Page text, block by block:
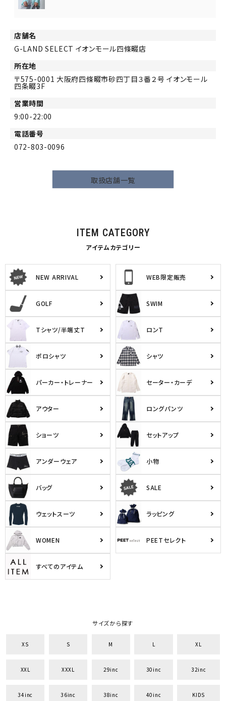
並び順
店舗名
G-LAND SELECT イオンモール四條畷店
所在地
575-0001 大阪府四條畷市砂四丁目３番２号 イオンモール
四条畷3F
営業時間
9:00-22:00
電話番号
072-803-0096
取扱店舗一覧
ITEM CATEGORY
アイテムカテゴリー
NEW ARRIVAL WEB限定販売
GOLF SWIM
Tシャツ/半端丈T ロンT
ポロシャツ シャツ
パーカー・トレーナー セーター・カーデ
アウター ロングパンツ
ショーツ セットアップ
アンダーウェア 小物
バッグ SALE
ウェットスーツ ラッピング
WOMEN PEETセレクト
すべてのアイテム
サイズから探す
XS S M L XL
XXL XXXL 29inc 30inc 32inc
34inc 36inc 38inc 40inc KIDS